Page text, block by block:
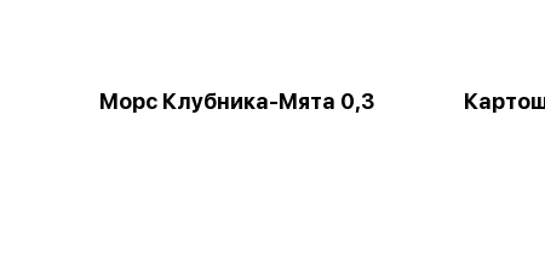
Морс Клубника-Мята 0,3